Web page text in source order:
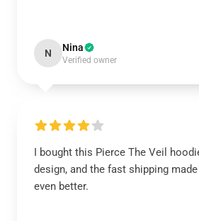
N Nina
Verified owner
I bought this Pierce The Veil
design, and the fast shipping
even better.